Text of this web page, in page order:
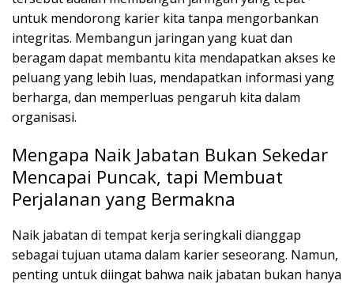
untuk mendorong karier kita tanpa mengorbankan
integritas. Membangun jaringan yang kuat dan
beragam dapat membantu kita mendapatkan akses ke
peluang yang lebih luas, mendapatkan informasi yang
berharga, dan memperluas pengaruh kita dalam
organisasi.
Mengapa Naik Jabatan Bukan Sekedar
Mencapai Puncak, tapi Membuat
Perjalanan yang Bermakna
Naik jabatan di tempat kerja seringkali dianggap
sebagai tujuan utama dalam karier seseorang. Namun,
penting untuk diingat bahwa naik jabatan bukan hanya